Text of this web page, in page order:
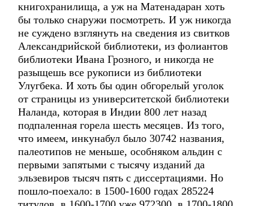
книгохранилища, а уж на Матенадаран хоть
бы только снаружи посмотреть. И уж никогда
не суждено взглянуть на сведения из свитков
Александрийской библиотеки, из фолиантов
библиотеки Ивана Грозного, и никогда не
разыщешь все рукописи из библиотеки
Улугбека. И хоть бы один обгорелый уголок
от страницы из университетской библиотеки
Наланда, которая в Индии 800 лет назад
подпаленная горела шесть месяцев. Из того,
что имеем, инкунабул было 30742 названия,
палеотипов не меньше, особняком альдин с
первыми запятыми с тысячу изданий да
эльзевиров тысяч пять с диссертациями. Но
пошло-поехало: в 1500-1600 годах 285224